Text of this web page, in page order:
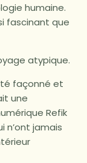
humaine.
fascinant que
atypique.
façonné et
une
Refik
n’ont jamais